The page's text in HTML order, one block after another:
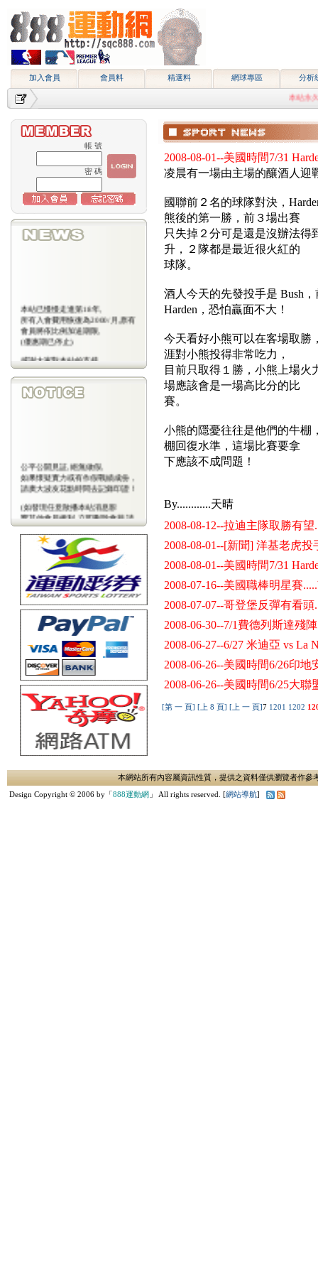
加入會員 會員料 精選料 網球專區 分析
本站永久
帳 號
密 碼
本站已慢慢走進第18年,
所有入會費用恢復為2000/月,原有
會員將依比例加送期限,
(優惠期已停止)
感謝大家對本站的支持
(包年優惠期已停止)
公平公開見証,絕無做假,
如果懷疑實力或有作假戰績成份，
請廣大波友花點時間去記錄印證！
(如發現任意散播本站消息影
響其他會員權利,立即刪除會藉,請
會
員注意)
2008-08-01--美國時間7/31
凌晨有一場由主場的釀酒人迎
國聯前２名的球隊對決，
熊後的第一勝，前３場出賽
只失掉２分可是還是沒辦法
升，２隊都是最近很火紅的
球隊。
酒人今天的先發投手是 Bush
Harden，恐怕贏面不大！
今天看好小熊可以在客場取勝
涯對小熊投得非常吃力，
目前只取得１勝，小熊上場火
場應該會是一場高比分的比
賽。
小熊的隱憂往往是他們的牛棚
棚回復水準，這場比賽要拿
下應該不成問題！
By............天晴
2008-08-12--拉迪主隊取勝有望
2008-08-01--[新聞] 洋基老虎
2008-08-01--美國時間7/31
2008-07-16--美國職棒明星賽
2008-07-07--哥登堡反彈有看頭
2008-06-30--7/1費德列斯達殘
2008-06-27--6/27 米迪亞 vs La
2008-06-26--美國時間6/26印地
2008-06-26--美國時間6/25大聯
[第 一 頁] [上 8 頁] [上 一 頁]7 1201 1202
本網站所有內容屬資訊性質，提供之資料僅供瀏覽者作
Design Copyright © 2006 by「888運動網 」 All rights reserved. [網站導航]